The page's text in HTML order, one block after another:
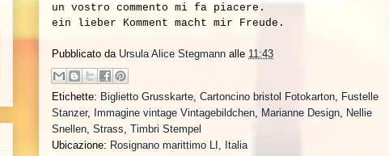
un vostro commento mi fa piacere.
ein lieber Komment macht mir Freude.
Pubblicato da Ursula Alice Stegmann alle 11:43
Etichette: Biglietto Grusskarte Cartoncino bristol Fotokarton Fustelle
Stanzer, Immagine vintage Vintagebildchen Marianne Design Nellie
Snellen Strass Timbri Stempel
Ubicazione: Rosignano marittimo LI, Italia